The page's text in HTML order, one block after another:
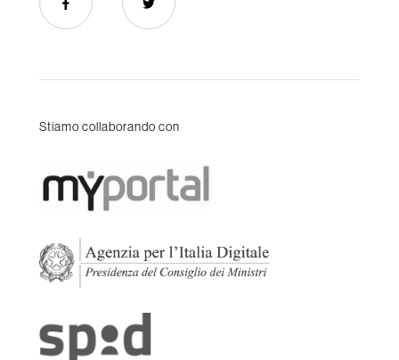
Stiamo collaborando con